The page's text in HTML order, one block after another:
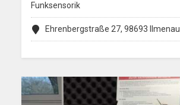
Funksensorik
Ehrenbergstraße 27, 98693 Ilmenau